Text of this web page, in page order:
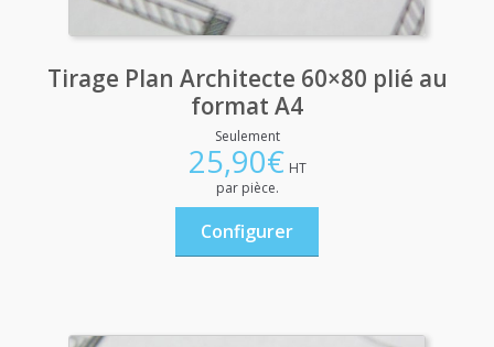
Tirage Plan Architecte 60×80 plié au
format A4
Seulement
25,90€ HT
par pièce.
Configurer